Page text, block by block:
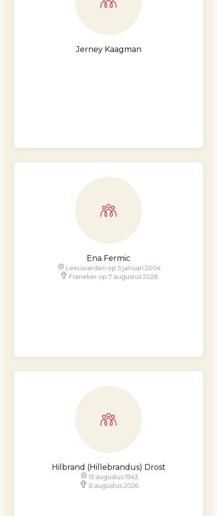
Jerney Kaagman
Ena Fermic
Leeuwarden op 5 januari 2004
Franeker op 7 augustus 2026
Hilbrand (Hillebrandus) Drost
15 augustus 1943
6 augustus 2026